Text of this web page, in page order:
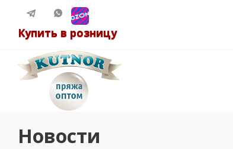
Купить в розницу
Новости